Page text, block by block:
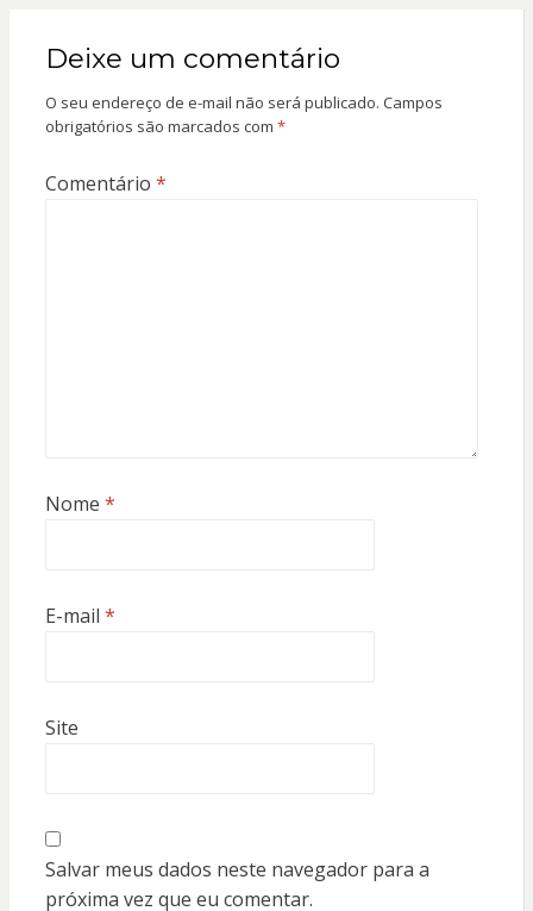
Deixe um comentário
O seu endereço de e-mail não será publicado. Campos
obrigatórios são marcados com *
Comentário *
Nome *
E-mail *
Site
Salvar meus dados neste navegador para a
próxima vez que eu comentar.